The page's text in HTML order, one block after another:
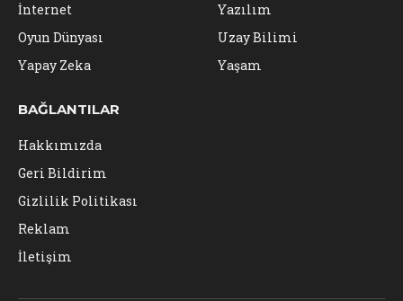
İnternet
Oyun Dünyası
Yapay Zeka
Yazılım
Uzay Bilimi
Yaşam
BAĞLANTILAR
Hakkımızda
Geri Bildirim
Gizlilik Politikası
Reklam
İletişim